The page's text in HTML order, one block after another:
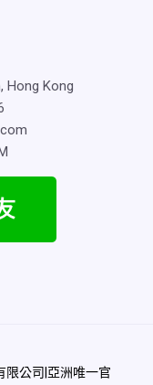
Hong Kong
公司|亞洲唯一官